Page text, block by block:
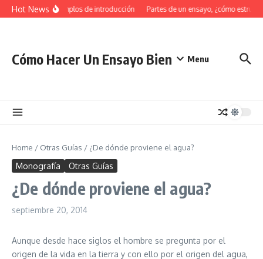
Saltar al contenido
Hot News34 Ejemplos de introducción Partes de un ensayo, ¿cómo
Cómo Hacer Un Ensayo Bien Menu
Home / Otras Guías / ¿De dónde proviene el agua?
Monografía Otras Guías
¿De dónde proviene el agua?
septiembre 20, 2014
Aunque desde hace siglos el hombre se pregunta por el
origen de la vida en la tierra y con ello por el origen del agua,